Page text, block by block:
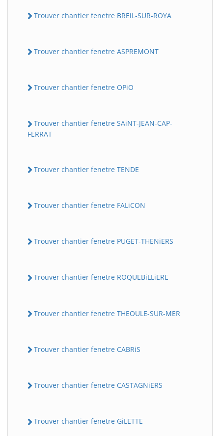
Trouver chantier fenetre BREiL-SUR-ROYA
Trouver chantier fenetre ASPREMONT
Trouver chantier fenetre OPiO
Trouver chantier fenetre SAiNT-JEAN-CAP-
FERRAT
Trouver chantier fenetre TENDE
Trouver chantier fenetre FALiCON
Trouver chantier fenetre PUGET-THENiERS
Trouver chantier fenetre ROQUEBiLLiERE
Trouver chantier fenetre THEOULE-SUR-MER
Trouver chantier fenetre CABRiS
Trouver chantier fenetre CASTAGNiERS
Trouver chantier fenetre GiLETTE